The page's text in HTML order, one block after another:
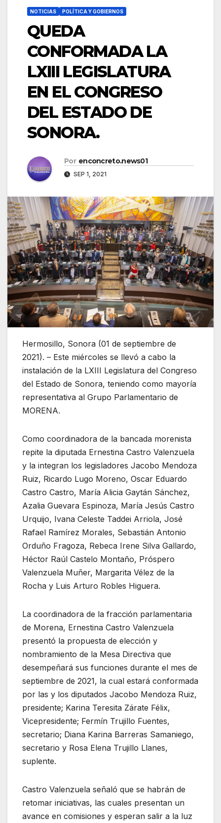
NOTICIAS POLÍTICA Y GOBIERNOS
QUEDA
CONFORMADA LA
LXIII LEGISLATURA
EN EL CONGRESO
DEL ESTADO DE
SONORA.
Por enconcreto.news01
SEP 1, 2021
Hermosillo, Sonora (01 de septiembre de
2021). – Este miércoles se llevó a cabo la
instalación de la LXIII Legislatura del Congreso
del Estado de Sonora, teniendo como mayoría
representativa al Grupo Parlamentario de
MORENA.
Como coordinadora de la bancada morenista
repite la diputada Ernestina Castro Valenzuela
y la integran los legisladores Jacobo Mendoza
Ruiz, Ricardo Lugo Moreno, Oscar Eduardo
Castro Castro, María Alicia Gaytán Sánchez,
Azalia Guevara Espinoza, María Jesús Castro
Urquijo, Ivana Celeste Taddei Arriola, José
Rafael Ramírez Morales, Sebastián Antonio
Orduño Fragoza, Rebeca Irene Silva Gallardo,
Héctor Raúl Castelo Montaño, Próspero
Valenzuela Muñer, Margarita Vélez de la
Rocha y Luis Arturo Robles Higuera.
La coordinadora de la fracción parlamentaria
de Morena, Ernestina Castro Valenzuela
presentó la propuesta de elección y
nombramiento de la Mesa Directiva que
desempeñará sus funciones durante el mes de
septiembre de 2021, la cual estará conformada
por las y los diputados Jacobo Mendoza Ruiz,
presidente; Karina Teresita Zárate Félix,
Vicepresidente; Fermín Trujillo Fuentes,
secretario; Diana Karina Barreras Samaniego,
secretario y Rosa Elena Trujillo Llanes,
suplente.
Castro Valenzuela señaló que se habrán de
retomar iniciativas, las cuales presentan un
avance en comisiones y esperan salir a la luz